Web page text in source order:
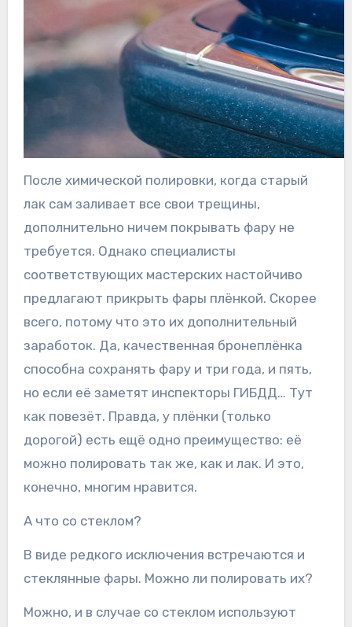
После химической полировки, когда старый
лак сам заливает все свои трещины,
дополнительно ничем покрывать фару не
требуется. Однако специалисты
соответствующих мастерских настойчиво
предлагают прикрыть фары плёнкой. Скорее
всего, потому что это их дополнительный
заработок. Да, качественная бронеплёнка
способна сохранять фару и три года, и пять,
но если её заметят инспекторы ГИБДД… Тут
как повезёт. Правда, у плёнки (только
дорогой) есть ещё одно преимущество: её
можно полировать так же, как и лак. И это,
конечно, многим нравится.
А что со стеклом?
В виде редкого исключения встречаются и
стеклянные фары. Можно ли полировать их?
Можно, и в случае со стеклом используют